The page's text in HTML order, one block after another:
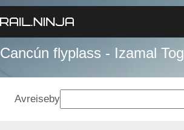
Cancún flyplass - Izamal Tog
Avreiseby